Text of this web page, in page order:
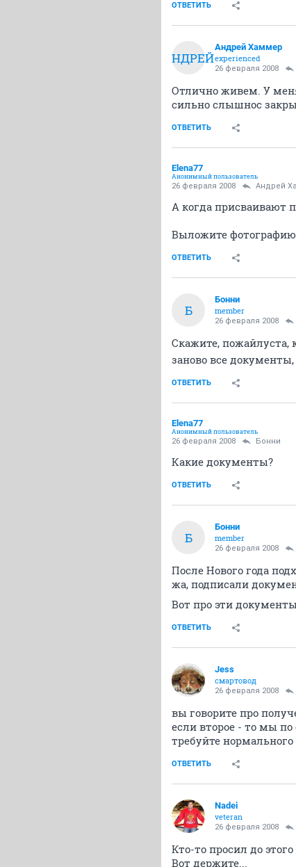
ОТВЕТИТЬ
АНДРЕЙ
Андрей Хаммер
experienced
26 февраля 2008
Отлично живем. У
сильно слышнос
ОТВЕТИТЬ
Elena77
Анонимный пользователь
26 февраля 2008 Андрей
А когда присваивают
Выложите
ОТВЕТИТЬ
Б
Бонни
member
26 февраля 2008
Скажите, пожайлуста,
заново все
ОТВЕТИТЬ
Elena77
Анонимный пользователь
26 февраля 2008 Бонни
Какие документы?
ОТВЕТИТЬ
Б
Бонни
member
26 февраля 2008
После Нового года
жа, подписали
Вот про эти
ОТВЕТИТЬ
Jess
смартовод
26 февраля 2008
вы говорите про
если второе - то мы
требуйте
ОТВЕТИТЬ
Nadei
veteran
26 февраля 2008
Кто-то просил до
Вот держите...